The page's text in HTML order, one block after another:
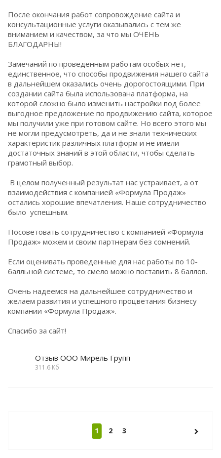
После окончания работ сопровождение сайта и
консультационные услуги оказывались с тем же
вниманием и качеством, за что мы ОЧЕНЬ
БЛАГОДАРНЫ!
Замечаний по проведённым работам особых нет,
единственное, что способы продвижения нашего сайта
в дальнейшем оказались очень дорогостоящими. При
создании сайта была использована платформа, на
которой сложно было изменить настройки под более
выгодное предложение по продвижению сайта, которое
мы получили уже при готовом сайте. Но всего этого мы
не могли предусмотреть, да и не знали технических
характеристик различных платформ и не имели
достаточных знаний в этой области, чтобы сделать
грамотный выбор.
В целом полученный результат нас устраивает, а от
взаимодействия с компанией «Формула Продаж»
остались хорошие впечатления. Наше сотрудничество
было успешным.
Посоветовать сотрудничество с компанией «Формула
Продаж» можем и своим партнерам без сомнений.
Если оценивать проведенные для нас работы по 10-
балльной системе, то смело можно поставить 8 баллов.
Очень надеемся на дальнейшее сотрудничество и
желаем развития и успешного процветания бизнесу
компании «Формула Продаж».
Спасибо за сайт!
Отзыв ООО Мирель Групп
311.6 Кб
1 2 3